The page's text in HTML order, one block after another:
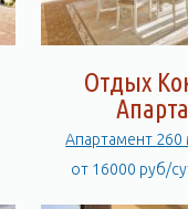
Отдых
Апартамент 260
от 16000 руб/